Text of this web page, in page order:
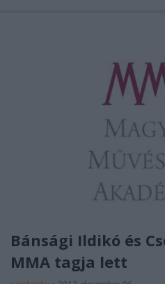
Bánsági Ildikó és
MMA tagja lett